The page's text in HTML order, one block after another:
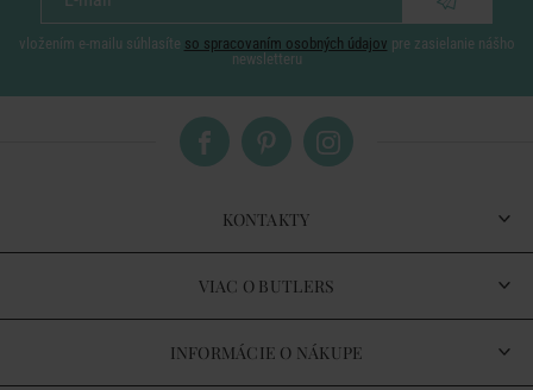
vložením e-mailu súhlasíte so spracovaním osobných údajov pre zasielanie nášho
newsletteru
KONTAKTY
VIAC O BUTLERS
INFORMÁCIE O NÁKUPE